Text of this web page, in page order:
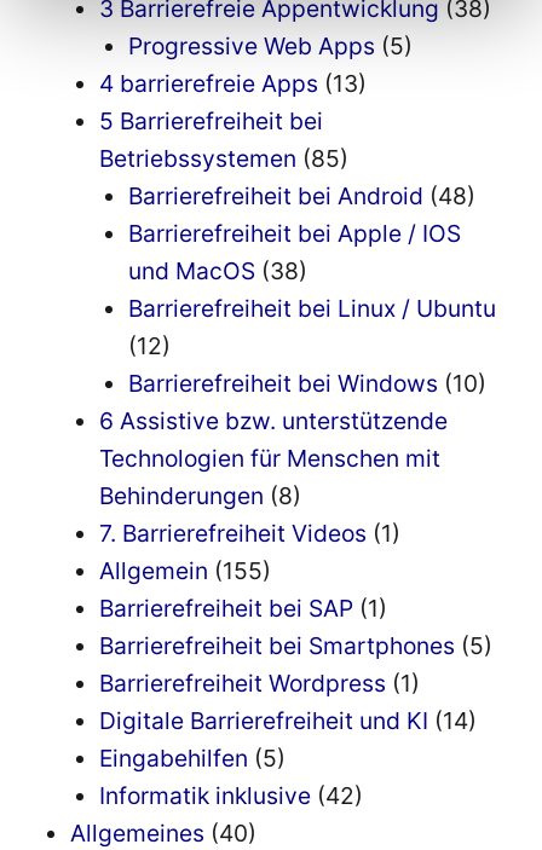
3 Barrierefreie Appentwicklung (38)
Progressive Web Apps (5)
4 barrierefreie Apps (13)
5 Barrierefreiheit bei
Betriebssystemen (85)
Barrierefreiheit bei Android (48)
Barrierefreiheit bei Apple / IOS
und MacOS (38)
Barrierefreiheit bei Linux / Ubuntu
(12)
Barrierefreiheit bei Windows (10)
6 Assistive bzw. unterstützende
Technologien für Menschen mit
Behinderungen (8)
7. Barrierefreiheit Videos (1)
Allgemein (155)
Barrierefreiheit bei SAP (1)
Barrierefreiheit bei Smartphones (5)
Barrierefreiheit Wordpress (1)
Digitale Barrierefreiheit und KI (14)
Eingabehilfen (5)
Informatik inklusive (42)
Allgemeines (40)